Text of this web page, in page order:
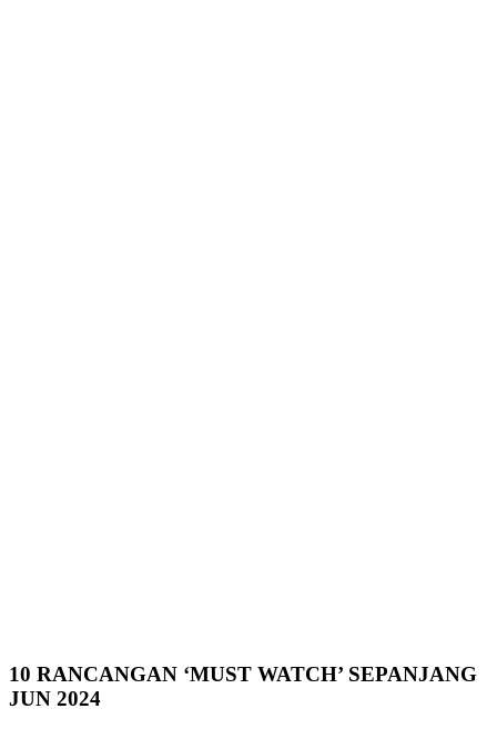
10 RANCANGAN ‘MUST WATCH’ SEPANJANG
JUN 2024